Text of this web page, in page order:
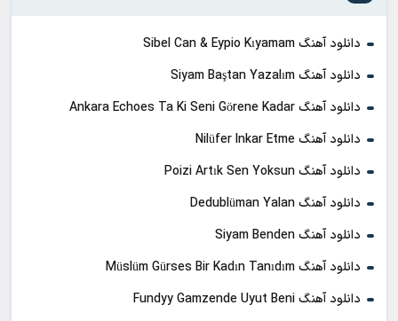
دانلود آهنگ Sibel Can & Eypio Kıyamam
دانلود آهنگ Siyam Baştan Yazalım
دانلود آهنگ Ankara Echoes Ta Ki Seni Görene Kadar
دانلود آهنگ Nilüfer Inkar Etme
دانلود آهنگ Poizi Artık Sen Yoksun
دانلود آهنگ Dedublüman Yalan
دانلود آهنگ Siyam Benden
دانلود آهنگ Müslüm Gürses Bir Kadın Tanıdım
دانلود آهنگ Fundyy Gamzende Uyut Beni